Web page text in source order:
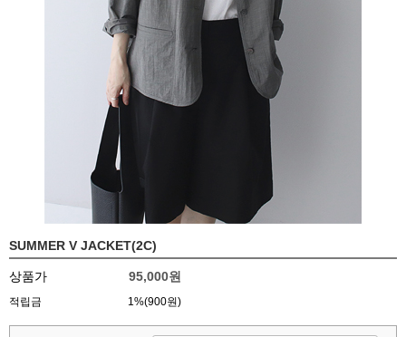
SUMMER V JACKET(2C)
상품가 95,000원
적립금 1%(900원)